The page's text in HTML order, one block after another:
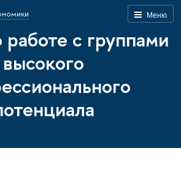
Меню
с группами
высокого